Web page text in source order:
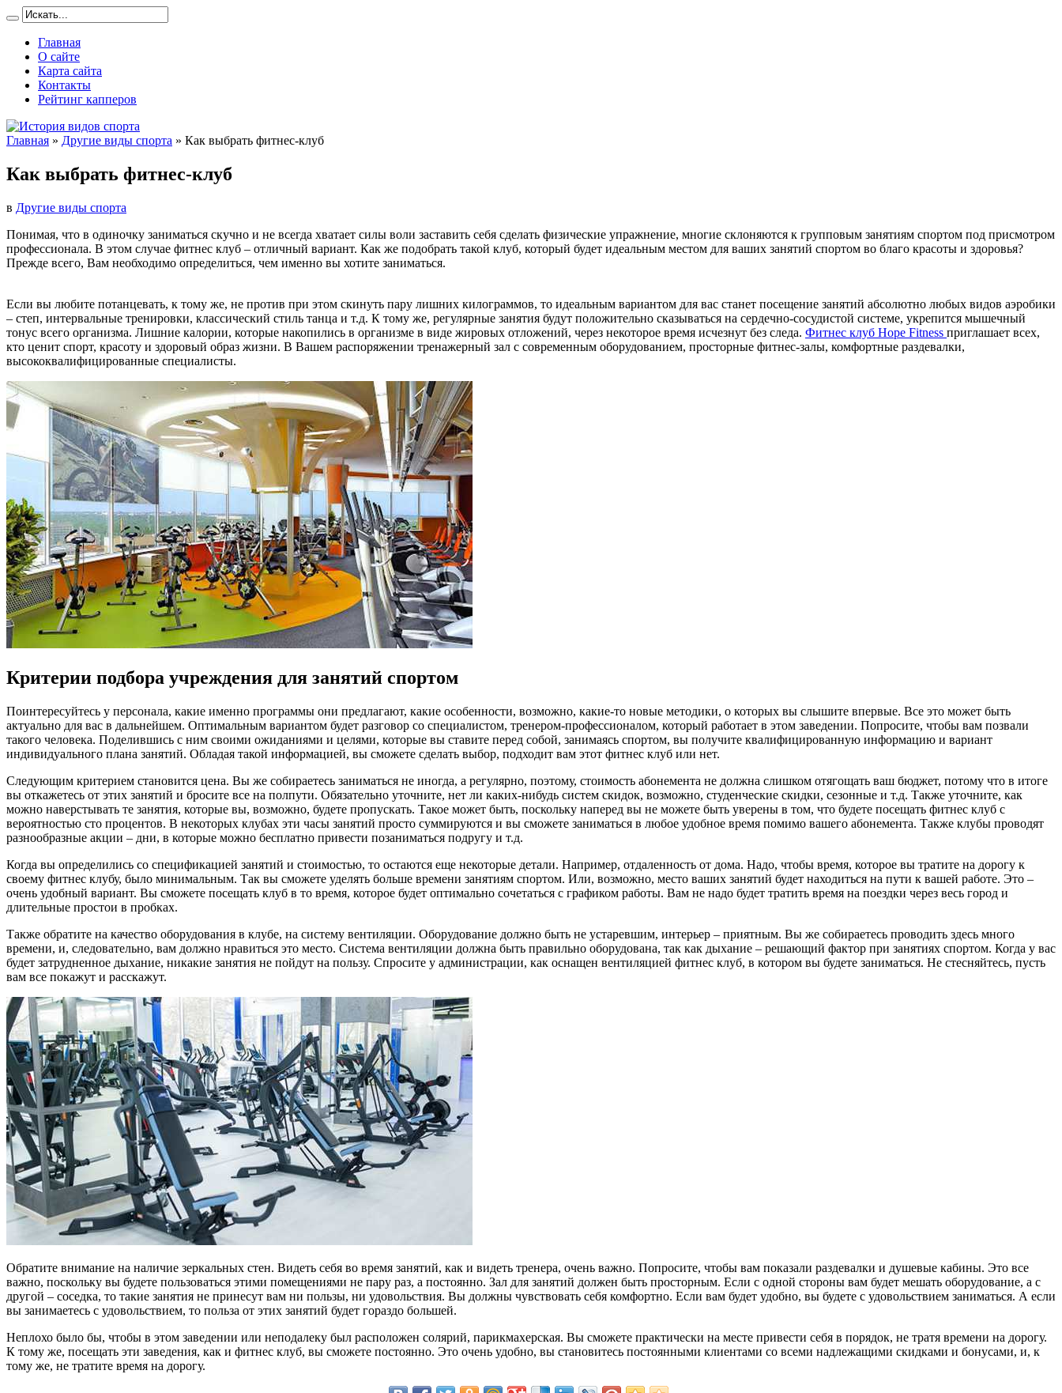
Главная
О сайте
Карта сайта
Контакты
Рейтинг капперов
Главная » Другие виды спорта » Как выбрать фитнес-клуб
Как выбрать фитнес-клуб
в Другие виды спорта
Понимая, что в одиночку заниматься скучно и не всегда хватает силы воли заставить себя сделать физические упражнение, многие склоняются к групповым занятиям спортом под присмотром
профессионала. В этом случае фитнес клуб – отличный вариант. Как же подобрать такой клуб, который будет идеальным местом для ваших занятий спортом во благо красоты и здоровья?
Прежде всего, Вам необходимо определиться, чем именно вы хотите заниматься.
Если вы любите потанцевать, к тому же, не против при этом скинуть пару лишних килограммов, то идеальным вариантом для вас станет посещение занятий абсолютно любых видов аэробики
– степ, интервальные тренировки, классический стиль танца и т.д. К тому же, регулярные занятия будут положительно сказываться на сердечно-сосудистой системе, укрепится мышечный
тонус всего организма. Лишние калории, которые накопились в организме в виде жировых отложений, через некоторое время исчезнут без следа. Фитнес клуб Hope Fitness приглашает всех,
кто ценит спорт, красоту и здоровый образ жизни. В Вашем распоряжении тренажерный зал с современным оборудованием, просторные фитнес-залы, комфортные раздевалки,
высококвалифицированные специалисты.
Критерии подбора учреждения для занятий спортом
Поинтересуйтесь у персонала, какие именно программы они предлагают, какие особенности, возможно, какие-то новые методики, о которых вы слышите впервые. Все это может быть
актуально для вас в дальнейшем. Оптимальным вариантом будет разговор со специалистом, тренером-профессионалом, который работает в этом заведении. Попросите, чтобы вам позвали
такого человека. Поделившись с ним своими ожиданиями и целями, которые вы ставите перед собой, занимаясь спортом, вы получите квалифицированную информацию и вариант
индивидуального плана занятий. Обладая такой информацией, вы сможете сделать выбор, подходит вам этот фитнес клуб или нет.
Следующим критерием становится цена. Вы же собираетесь заниматься не иногда, а регулярно, поэтому, стоимость абонемента не должна слишком отягощать ваш бюджет, потому что в итоге
вы откажетесь от этих занятий и бросите все на полпути. Обязательно уточните, нет ли каких-нибудь систем скидок, возможно, студенческие скидки, сезонные и т.д. Также уточните, как
можно наверстывать те занятия, которые вы, возможно, будете пропускать. Такое может быть, поскольку наперед вы не можете быть уверены в том, что будете посещать фитнес клуб с
вероятностью сто процентов. В некоторых клубах эти часы занятий просто суммируются и вы сможете заниматься в любое удобное время помимо вашего абонемента. Также клубы проводят
разнообразные акции – дни, в которые можно бесплатно привести позаниматься подругу и т.д.
Когда вы определились со спецификацией занятий и стоимостью, то остаются еще некоторые детали. Например, отдаленность от дома. Надо, чтобы время, которое вы тратите на дорогу к
своему фитнес клубу, было минимальным. Так вы сможете уделять больше времени занятиям спортом. Или, возможно, место ваших занятий будет находиться на пути к вашей работе. Это –
очень удобный вариант. Вы сможете посещать клуб в то время, которое будет оптимально сочетаться с графиком работы. Вам не надо будет тратить время на поездки через весь город и
длительные простои в пробках.
Также обратите на качество оборудования в клубе, на систему вентиляции. Оборудование должно быть не устаревшим, интерьер – приятным. Вы же собираетесь проводить здесь много
времени, и, следовательно, вам должно нравиться это место. Система вентиляции должна быть правильно оборудована, так как дыхание – решающий фактор при занятиях спортом. Когда у вас
будет затрудненное дыхание, никакие занятия не пойдут на пользу. Спросите у администрации, как оснащен вентиляцией фитнес клуб, в котором вы будете заниматься. Не стесняйтесь, пусть
вам все покажут и расскажут.
Обратите внимание на наличие зеркальных стен. Видеть себя во время занятий, как и видеть тренера, очень важно. Попросите, чтобы вам показали раздевалки и душевые кабины. Это все
важно, поскольку вы будете пользоваться этими помещениями не пару раз, а постоянно. Зал для занятий должен быть просторным. Если с одной стороны вам будет мешать оборудование, а с
другой – соседка, то такие занятия не принесут вам ни пользы, ни удовольствия. Вы должны чувствовать себя комфортно. Если вам будет удобно, вы будете с удовольствием заниматься. А если
вы занимаетесь с удовольствием, то польза от этих занятий будет гораздо большей.
Неплохо было бы, чтобы в этом заведении или неподалеку был расположен солярий, парикмахерская. Вы сможете практически на месте привести себя в порядок, не тратя времени на дорогу.
К тому же, посещать эти заведения, как и фитнес клуб, вы сможете постоянно. Это очень удобно, вы становитесь постоянными клиентами со всеми надлежащими скидками и бонусами, и, к
тому же, не тратите время на дорогу.